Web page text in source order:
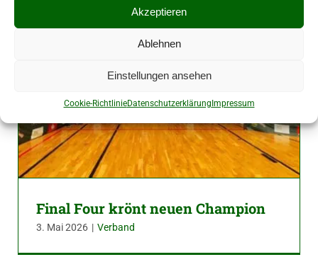
Akzeptieren
Ablehnen
Einstellungen ansehen
Cookie-RichtlinieDatenschutzerklärungImpressum
Final Four krönt neuen Champion
3. Mai 2026 | Verband